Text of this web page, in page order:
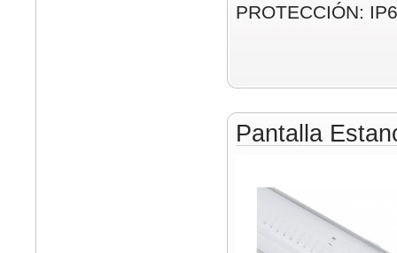
PROTECCIÓN:
Pantalla